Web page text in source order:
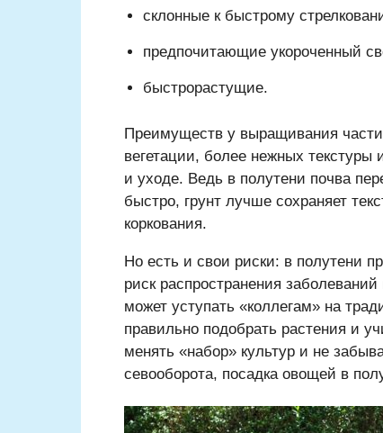
склонные к быстрому
предпочитающие укороченный
быстрорастущие.
Преимуществ у выращивания
вегетации, более нежных
и уходе. Ведь в полутени почва
быстро, грунт лучше сохраняет
коркования.
Но есть и свои риски: в полутени
риск распространения
может уступать «коллегам» на
правильно подобрать растения и
менять «набор» культур и не
севооборота, посадка овощей в